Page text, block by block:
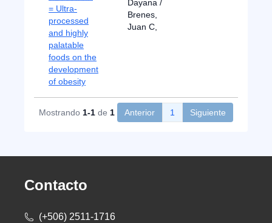
= Ultra-
processed
and highly
palatable
foods on the
development
of obesity
Dayana /
Brenes,
Juan C,
Mostrando 1-1 de 1 Anterior 1 Siguiente
Contacto
(+506) 2511-1716